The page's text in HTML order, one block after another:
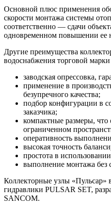
Основной плюс применения
скорости монтажа системы
соответственно — сдачи
одновременном повышении ее
Другие преимущества
водоснабжения торговой
заводская опрессовка,
применение в
безупречного качества;
подбор конфигурации в
заказчика;
компактные размеры, что
ограниченном
оперативность
высокая точность
простота в
выполнение монтажа без
Коллекторные узлы «Пульсар»
гидравлики PULSAR SET,
SANCOM.